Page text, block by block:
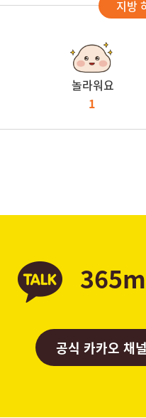
지방
놀라워요
1
공식 카카오 채널